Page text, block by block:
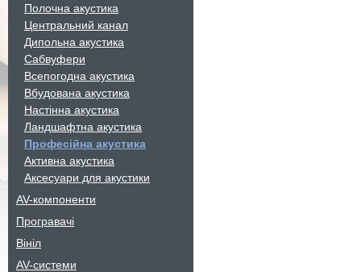
Полочна акустика
Центральний канал
Дипольна акустика
Сабвуфери
Всепогодна акустика
Вбудована акустика
Настінна акустика
Ландшафтна акустика
Професійна акустика
Активна акустика
Аксесуари для акустики
AV-компоненти
Програвачі
Вініл
AV-системи